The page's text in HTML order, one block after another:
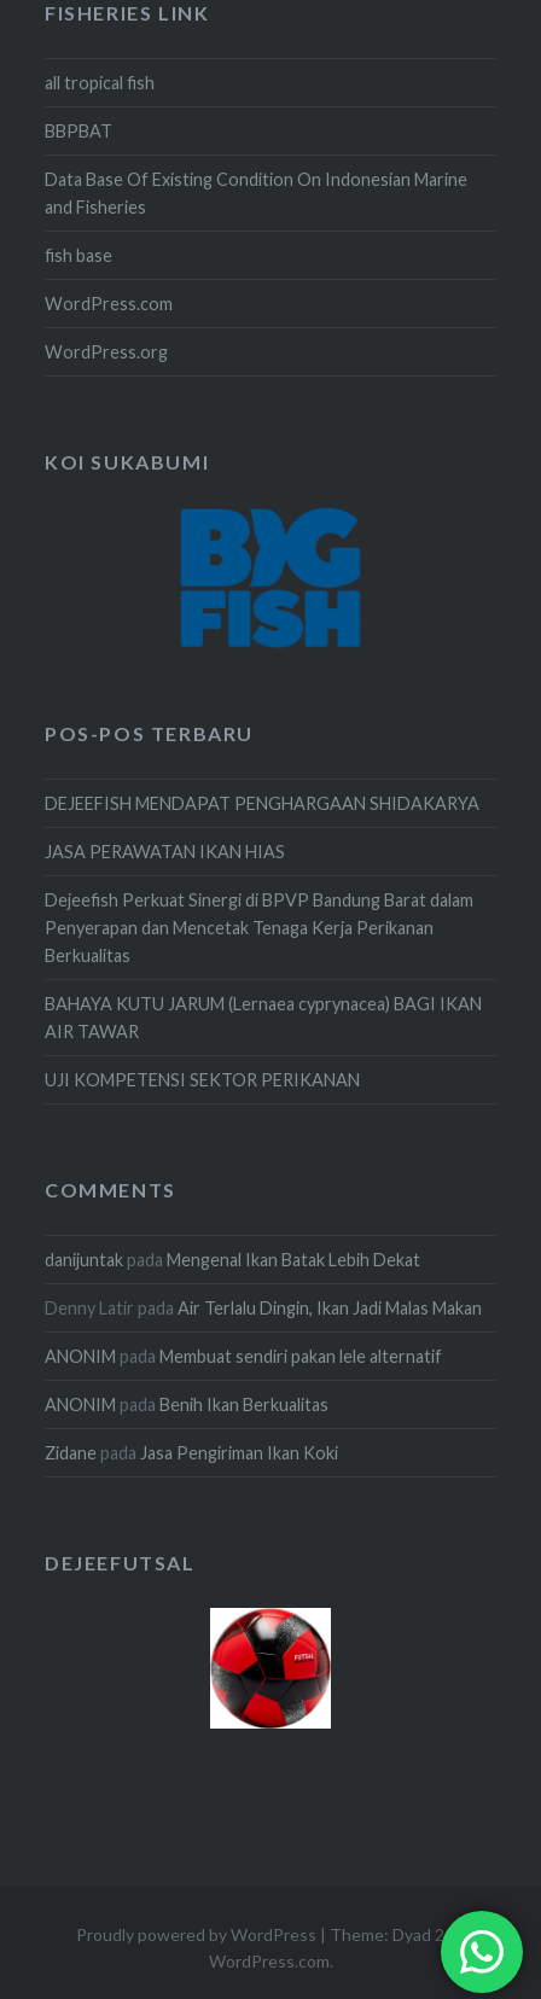
FISHERIES LINK
all tropical fish
BBPBAT
Data Base Of Existing Condition On Indonesian Marine
and Fisheries
fish base
WordPress.com
WordPress.org
KOI SUKABUMI
POS-POS TERBARU
DEJEEFISH MENDAPAT PENGHARGAAN SHIDAKARYA
JASA PERAWATAN IKAN HIAS
Dejeefish Perkuat Sinergi di BPVP Bandung Barat dalam
Penyerapan dan Mencetak Tenaga Kerja Perikanan
Berkualitas
BAHAYA KUTU JARUM (Lernaea cyprynacea) BAGI IKAN
AIR TAWAR
UJI KOMPETENSI SEKTOR PERIKANAN
COMMENTS
danijuntak padaMengenal Ikan Batak Lebih Dekat
Denny Latir padaAir Terlalu Dingin, Ikan Jadi Malas Makan
ANONIM padaMembuat sendiri pakan lele alternatif
ANONIM padaBenih Ikan Berkualitas
Zidane pada Jasa Pengiriman Ikan Koki
DEJEEFUTSAL
Proudly powered by WordPress | Theme: Dyad 2 by
WordPress.com.